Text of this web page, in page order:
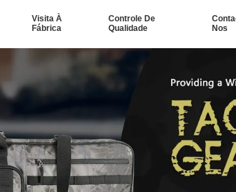
Visita À
Fábrica
Controle De
Qualidade
Nos